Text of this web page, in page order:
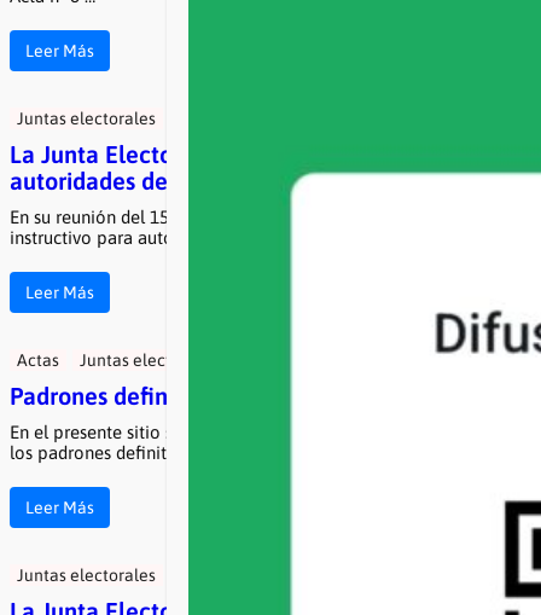
Leer Más
Juntas electorales
La Junta Electoral aprobó el instructivo para
autoridades de mesa
En su reunión del 15 de abril, la Junta Electoral aprobó el
instructivo para autoridades de mesa y realizó el …
Leer Más
Actas Juntas electorales
Padrones definitivos elecciones de COAD 2026
En el presente sitio se encuentran publicados en su versión digital
los padrones definitivos firmados por la Junta Electoral de …
Leer Más
Juntas electorales